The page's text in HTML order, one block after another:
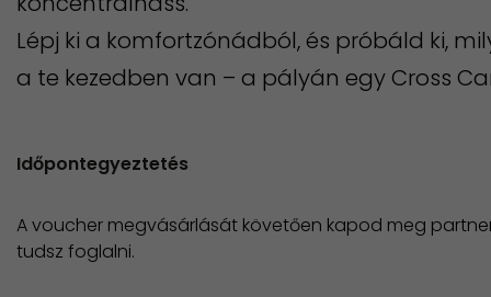
Lépj ki a komfortzónádból, és próbáld ki,
a te kezedben van – a pályán egy Cross
Időpontegyeztetés
A voucher megvásárlását követően kapod meg
tudsz foglalni.